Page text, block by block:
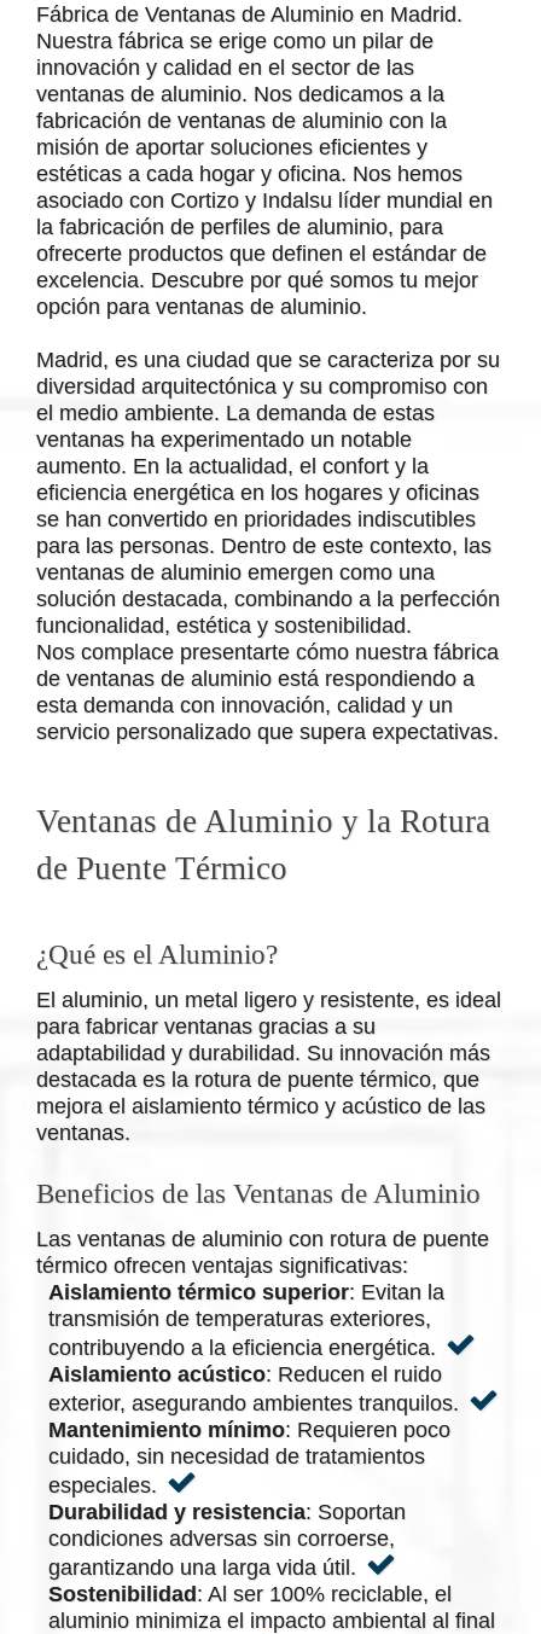
Fábrica de Ventanas de Aluminio en Madrid.
Nuestra fábrica se erige como un pilar de
innovación y calidad en el sector de las
ventanas de aluminio. Nos dedicamos a la
fabricación de ventanas de aluminio con la
misión de aportar soluciones eficientes y
estéticas a cada hogar y oficina. Nos hemos
asociado con Cortizo y Indalsu líder mundial en
la fabricación de perfiles de aluminio, para
ofrecerte productos que definen el estándar de
excelencia. Descubre por qué somos tu mejor
opción para ventanas de aluminio.
Madrid, es una ciudad que se caracteriza por su
diversidad arquitectónica y su compromiso con
el medio ambiente. La demanda de estas
ventanas ha experimentado un notable
aumento. En la actualidad, el confort y la
eficiencia energética en los hogares y oficinas
se han convertido en prioridades indiscutibles
para las personas. Dentro de este contexto, las
ventanas de aluminio emergen como una
solución destacada, combinando a la perfección
funcionalidad, estética y sostenibilidad.
Nos complace presentarte cómo nuestra fábrica
de ventanas de aluminio está respondiendo a
esta demanda con innovación, calidad y un
servicio personalizado que supera expectativas.
Ventanas de Aluminio y la Rotura
de Puente Térmico
¿Qué es el Aluminio?
El aluminio, un metal ligero y resistente, es ideal
para fabricar ventanas gracias a su
adaptabilidad y durabilidad. Su innovación más
destacada es la rotura de puente térmico, que
mejora el aislamiento térmico y acústico de las
ventanas.
Beneficios de las Ventanas de Aluminio
Las ventanas de aluminio con rotura de puente
térmico ofrecen ventajas significativas:
Aislamiento térmico superior: Evitan la
transmisión de temperaturas exteriores,
contribuyendo a la eficiencia energética.
Aislamiento acústico: Reducen el ruido
exterior, asegurando ambientes tranquilos.
Mantenimiento mínimo: Requieren poco
cuidado, sin necesidad de tratamientos
especiales.
Durabilidad y resistencia: Soportan
condiciones adversas sin corroerse,
garantizando una larga vida útil.
Sostenibilidad: Al ser 100% reciclable, el
aluminio minimiza el impacto ambiental al final